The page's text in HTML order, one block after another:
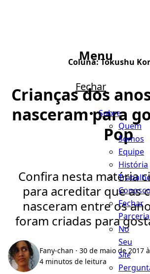
Menu
Fechar
Sobre
Quem
Somos
Equipe
História
Conosco
Fechar
Parceria
No
Seu
Site
Coluna:Tokushu
Crianças dos
nasceram para
Pop
Confira nesta matéria
para acreditar que as
nasceram entre os
foram criadas para
Fany-chan · 30 de maio de 2017
4 minutos de leitura